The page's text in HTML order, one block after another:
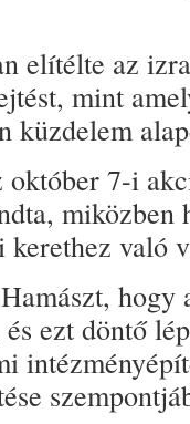
elítélte az
mint
küzdelem
október 7-i
miközben
való
hogy
ezt döntő